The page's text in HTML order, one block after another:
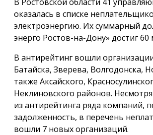
оказалась в списке
электроэнергию. Их суммарный
энерго Ростов-на-Дону» достиг 60
В антирейтинг вошли
Батайска, Зверева, Волгодонска,
также Аксайского,
Неклиновского районов.
из антирейтинга ряда компаний,
задолженность, в перечень
вошли 7 новых организаций.